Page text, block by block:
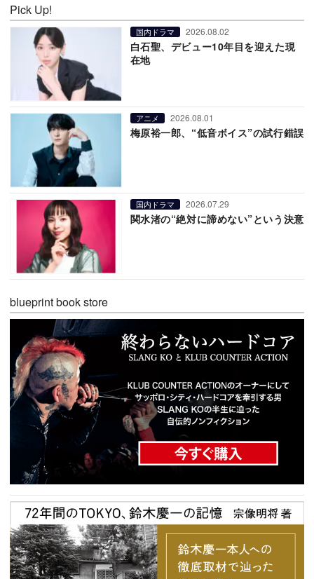
Pick Up!
国内ドラマ 2026.08.02
白石聖、デビュー10年目を迎えた現
在地
アニメ 2026.08.01
梅原裕一郎、“低音ボイス”の試行錯誤
国内ドラマ 2026.07.29
関水渚の“絶対に諦めない”という決意
blueprint book store